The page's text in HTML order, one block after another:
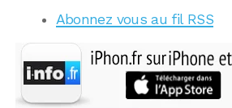
Abonnez vous au fil RSS